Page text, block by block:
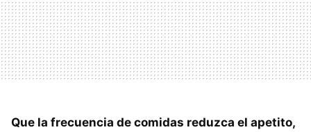
Que la frecuencia de comidas reduzca el apetito,